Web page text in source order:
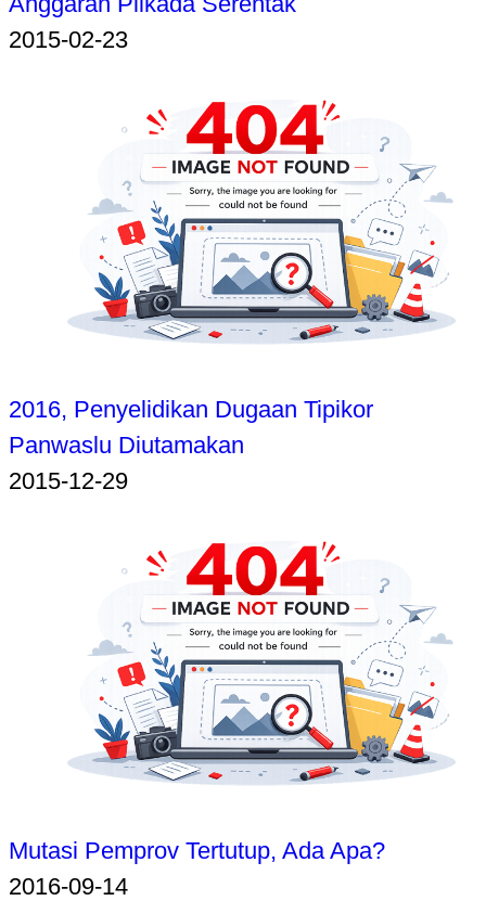
2015-02-23
2016, Penyelidikan Dugaan Tipikor
Panwaslu Diutamakan
2015-12-29
Mutasi Pemprov Tertutup, Ada Apa?
2016-09-14